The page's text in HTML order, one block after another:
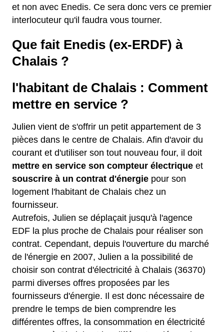
et non avec Enedis. Ce sera donc vers ce premier
interlocuteur qu'il faudra vous tourner.
Que fait Enedis (ex-ERDF) à
Chalais ?
l'habitant de Chalais : Comment
mettre en service ?
Julien vient de s'offrir un petit appartement de 3
pièces dans le centre de Chalais. Afin d'avoir du
courant et d'utiliser son tout nouveau four, il doit
mettre en service son compteur électrique et
souscrire à un contrat d'énergie pour son
logement l'habitant de Chalais chez un
fournisseur.
Autrefois, Julien se déplaçait jusqu'à l'agence
EDF la plus proche de Chalais pour réaliser son
contrat. Cependant, depuis l'ouverture du marché
de l'énergie en 2007, Julien a la possibilité de
choisir son contrat d'électricité à Chalais (36370)
parmi diverses offres proposées par les
fournisseurs d'énergie. Il est donc nécessaire de
prendre le temps de bien comprendre les
différentes offres, la consommation en électricité